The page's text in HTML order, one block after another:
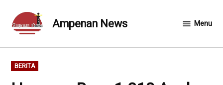
content
Ampenan News Menu
POSTED
IN
BERITA